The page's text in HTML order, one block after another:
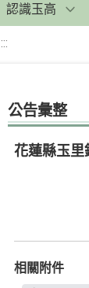
認識玉高
:::
公告彙整
花蓮縣玉里
相關附件